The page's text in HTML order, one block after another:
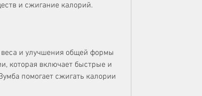
и сжигание калорий.
и улучшения общей формы
которая включает быстрые и
помогает сжигать калории